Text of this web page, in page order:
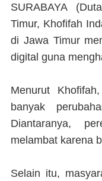
SURABAYA
Timur, Khofifah
di Jawa Timur
digital guna
Menurut
banyak
Diantaranya,
melambat karena
Selain itu,